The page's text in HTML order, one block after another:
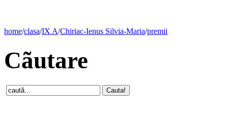
home/clasa/IX A/Chiriac-Ienus Silvia-Maria/premii
Cãutare